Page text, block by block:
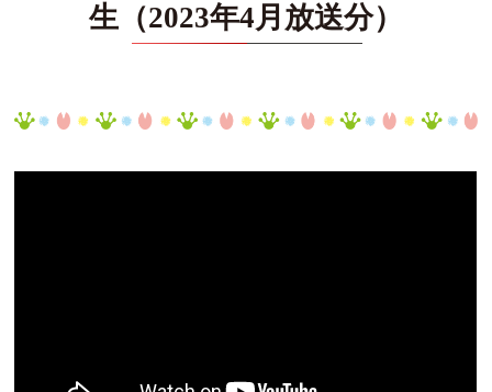
生（2023年4月放送分）